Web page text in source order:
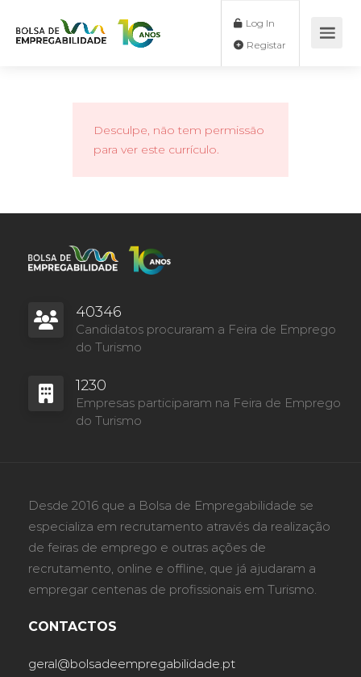
Log In
Desculpe, não tem permissão
para ver este currículo.
40346
Candidatos procuraram a Feira de Emprego
do Turismo
1230
Empresas participaram na Feira de Emprego
do Turismo
Desde 2016 que a Bolsa de Empregabilidade se
especializa em recrutamento através da realização
de feiras de emprego e outras ações de
recrutamento, online e offline, que já ajudaram a
empregar centenas de profissionais em Turismo.
CONTACTOS
geral@bolsadeempregabilidade.pt